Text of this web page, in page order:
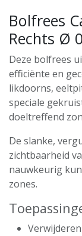
Bolfrees
Rechts Ø
Deze bolfrees
efficiënte en
likdoorns,
speciale
doeltreffend
De slanke,
zichtbaarheid
nauwkeurig
zones.